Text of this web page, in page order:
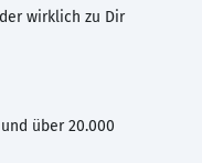
wirklich zu Dir
über 20.000